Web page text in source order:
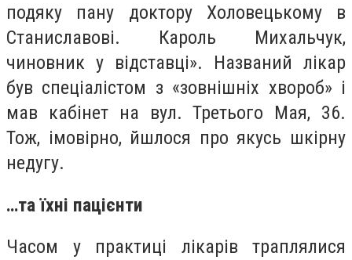
подяку пану доктору Холовецькому в
Станиславові. Кароль Михальчук,
чиновник у відставці». Названий лікар
був спеціалістом з «зовнішніх хвороб» і
мав кабінет на вул. Третього Мая, 36.
Тож, імовірно, йшлося про якусь шкірну
недугу.
…та їхні пацієнти
Часом у практиці лікарів траплялися